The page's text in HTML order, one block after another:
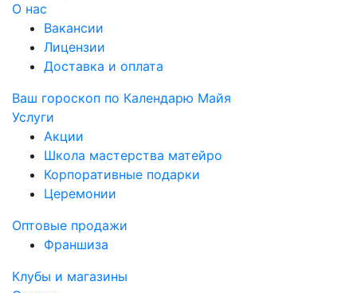
О нас
Вакансии
Лицензии
Доставка и оплата
Ваш гороскоп по Календарю Майя
Услуги
Акции
Школа мастерства матейро
Корпоративные подарки
Церемонии
Оптовые продажи
Франшиза
Клубы и магазины